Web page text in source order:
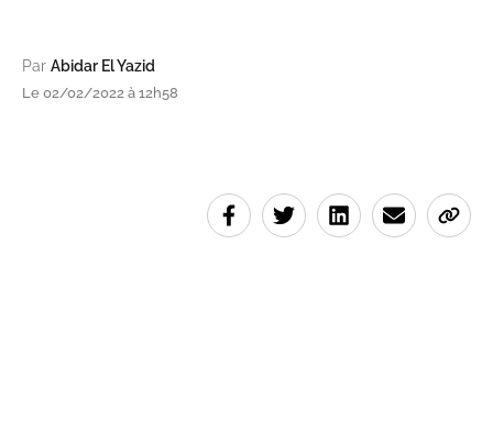
Par Abidar El Yazid
Le 02/02/2022 à 12h58